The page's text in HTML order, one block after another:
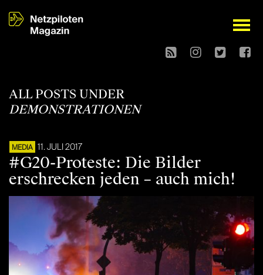
open
ALL POSTS UNDER
DEMONSTRATIONEN
MEDIA 11. JULI 2017
#G20-Proteste: Die Bilder
erschrecken jeden – auch mich!